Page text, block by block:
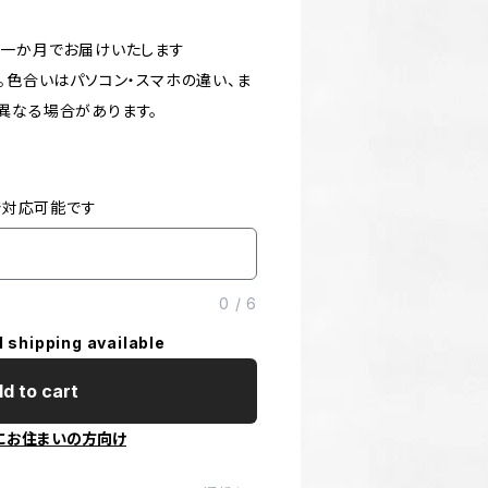
か月でお届けいたします
合いはパソコン・スマホの違い、ま
なる場合があります。
応可能です
0 / 6
shipping available
to cart
お住まいの方向け